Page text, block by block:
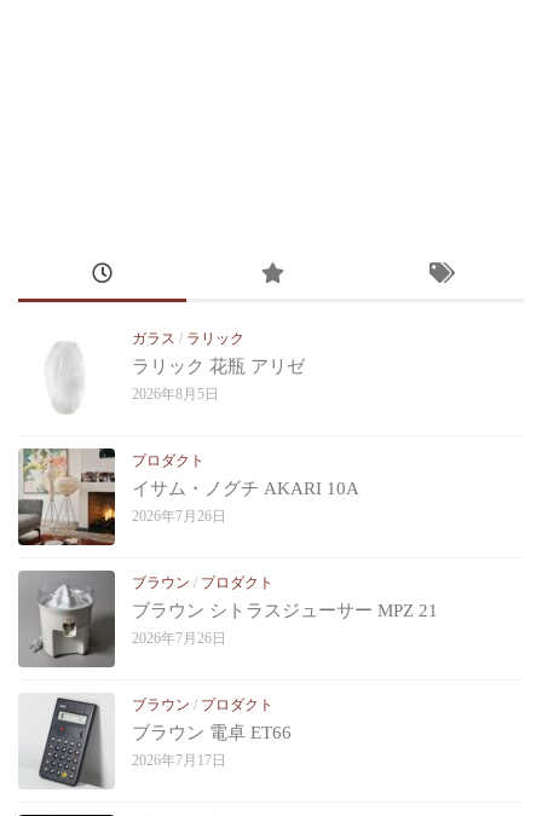
ガラス / ラリック
ラリック 花瓶 アリゼ
2026年8月5日
プロダクト
イサム・ノグチ AKARI 10A
2026年7月26日
ブラウン / プロダクト
ブラウン シトラスジューサー MPZ 21
2026年7月26日
ブラウン / プロダクト
ブラウン 電卓 ET66
2026年7月17日